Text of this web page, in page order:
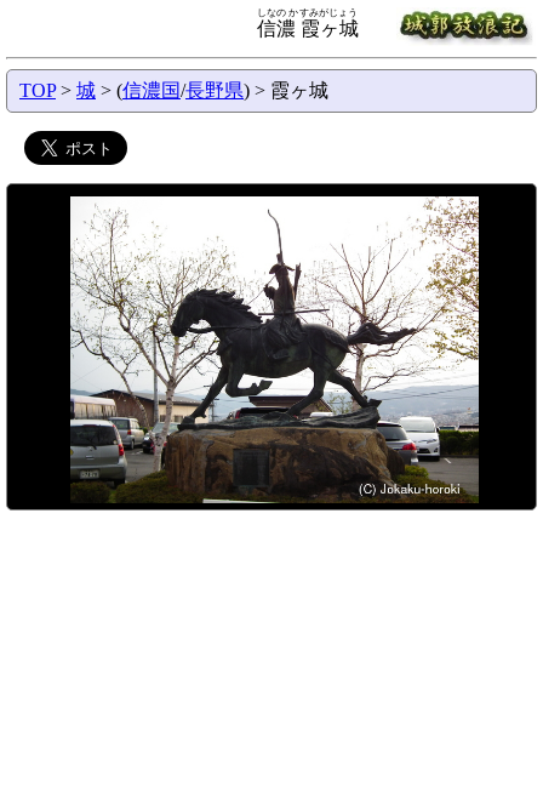
信濃 霞ヶ城
しなの かすみがじょう
TOP> 城 > (信濃国/長野県) > 霞ヶ城